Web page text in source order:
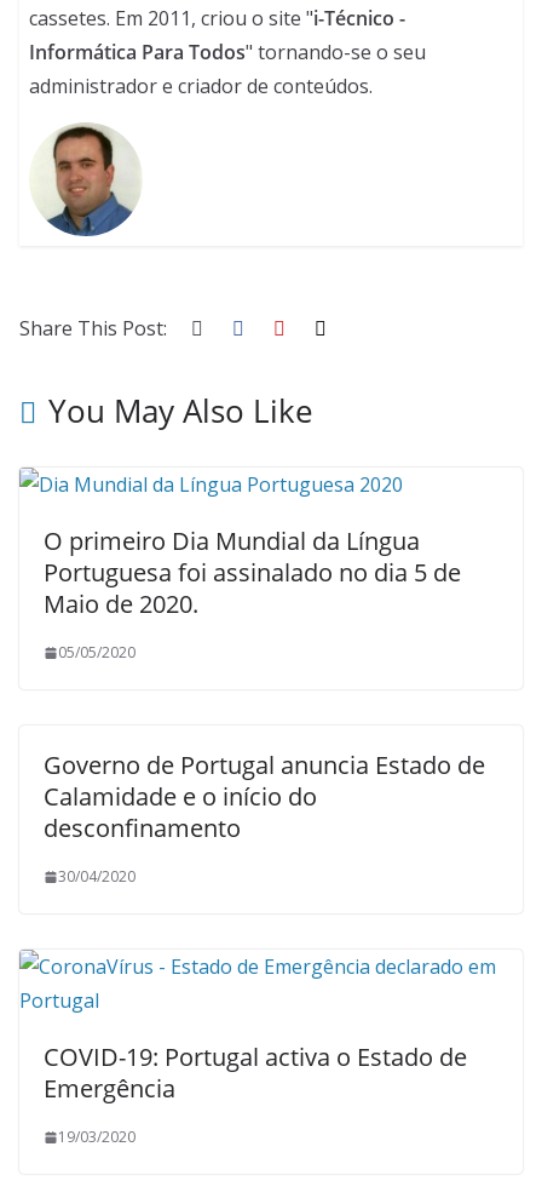
cassetes. Em 2011, criou o site "i-Técnico -
Informática Para Todos" tornando-se o seu
administrador e criador de conteúdos.
Share This Post:
You May Also Like
O primeiro Dia Mundial da Língua
Portuguesa foi assinalado no dia 5 de
Maio de 2020.
05/05/2020
Governo de Portugal anuncia Estado de
Calamidade e o início do
desconfinamento
30/04/2020
COVID-19: Portugal activa o Estado de
Emergência
19/03/2020